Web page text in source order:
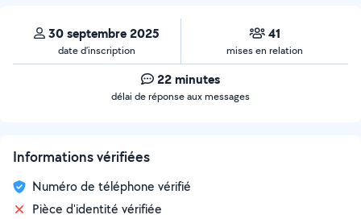
30 septembre 2025
date d’inscription
41
mises en relation
22 minutes
délai de réponse aux messages
Informations vérifiées
Numéro de téléphone vérifié
Pièce d'identité vérifiée